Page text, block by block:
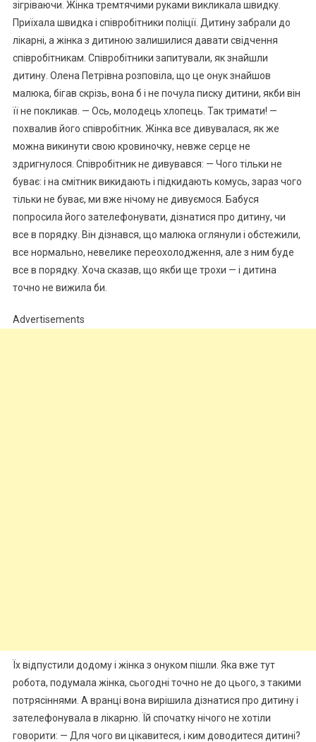
зігріваючи. Жінка тремтячими руками викликала швидку.
Приїхала швидка і співробітники поліції. Дитину забрали до
лікарні, а жінка з дитиною залишилися давати свідчення
співробітникам. Співробітники запитували, як знайшли
дитину. Олена Петрівна розповіла, що це онук знайшов
малюка, бігав скрізь, вона б і не почула писку дитини, якби він
її не покликав. — Ось, молодець хлопець. Так тримати! —
похвалив його співробітник. Жінка все дивувалася, як же
можна викинути свою кровиночку, невже серце не
здригнулося. Співробітник не дивувався: — Чого тільки не
буває: і на смітник викидають і підкидають комусь, зараз чого
тільки не буває, ми вже нічому не дивуємося. Бабуся
попросила його зателефонувати, дізнатися про дитину, чи
все в порядку. Він дізнався, що малюка оглянули і обстежили,
все нормально, невелике переохолодження, але з ним буде
все в порядку. Хоча сказав, що якби ще трохи — і дитина
точно не вижила би.
Advertisements
Їх відпустили додому і жінка з онуком пішли. Яка вже тут
робота, подумала жінка, сьогодні точно не до цього, з такими
потрясіннями. А вранці вона вирішила дізнатися про дитину і
зателефонувала в лікарню. Їй спочатку нічого не хотіли
говорити: — Для чого ви цікавитеся, і ким доводитеся дитині?